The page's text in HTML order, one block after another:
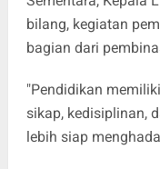
bilang, kegiatan
bagian dari
"Pendidikan
sikap, kedisiplinan,
lebih siap